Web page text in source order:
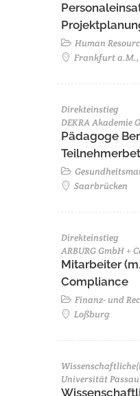
Human
Frankfurt a.M.,
Direkteinstieg
DEKRA Akademie
Pädagoge
Saarbrücken
Direkteinstieg
ARBURG GmbH +
Mitarbeiter
Compliance
Finanz- und
Loßburg
Universität Passau